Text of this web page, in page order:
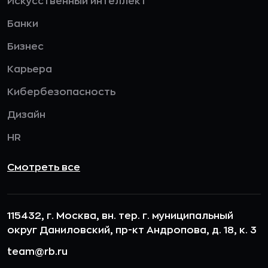
Банки
Бизнес
Карьера
Кибербезопасность
Дизайн
HR
Смотреть все
115432, г. Москва, вн. тер. г. муниципальный
округ Даниловский, пр-кт Андропова, д. 18, к. 3
team@rb.ru